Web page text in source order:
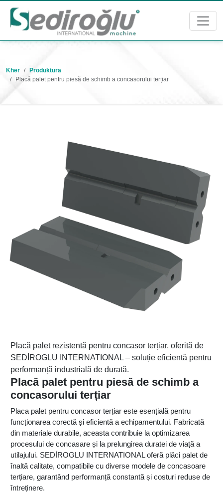
Kher
Produktura
Placă palet pentru piesă de schimb a concasorului terțiar
Placă palet rezistentă pentru concasor terțiar, oferită de
SEDİROGLU INTERNATIONAL – soluție eficientă pentru
performanță industrială de durată.
Placă palet pentru piesă de schimb a
concasorului terțiar
Placa palet pentru concasor terțiar este esențială pentru
funcționarea corectă și eficientă a echipamentului. Fabricată
din materiale durabile, aceasta contribuie la optimizarea
procesului de concasare și la prelungirea duratei de viață a
utilajului. SEDİROGLU INTERNATIONAL oferă plăci palet de
înaltă calitate, compatibile cu diverse modele de concasoare
terțiare, garantând performanță constantă și costuri reduse de
întreținere.